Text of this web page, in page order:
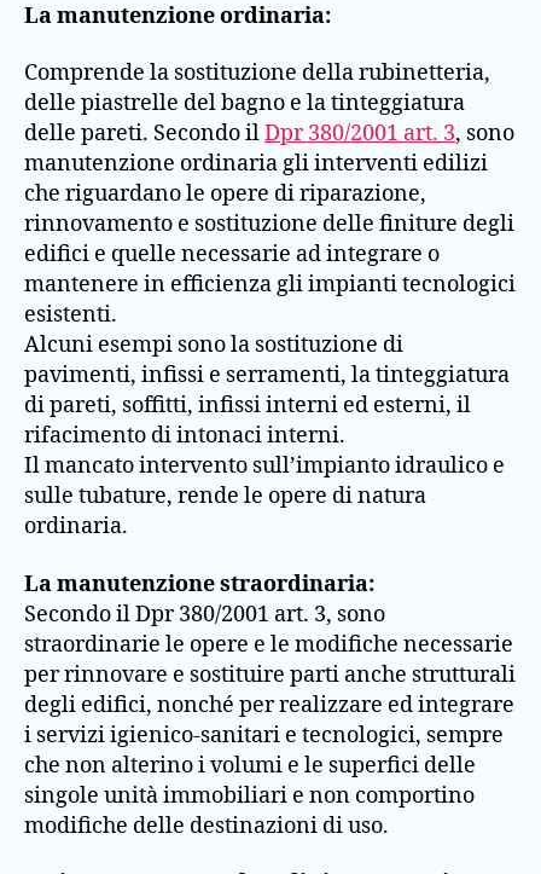
La manutenzione ordinaria:
Comprende la sostituzione della rubinetteria,
delle piastrelle del bagno e la tinteggiatura
delle pareti. Secondo ilDpr 380/2001 art. 3, sono
manutenzione ordinaria gli interventi edilizi
che riguardano le opere di riparazione,
rinnovamento e sostituzione delle finiture degli
edifici e quelle necessarie ad integrare o
mantenere in efficienza gli impianti tecnologici
esistenti.
Alcuni esempi sono la sostituzione di
pavimenti, infissi e serramenti, la tinteggiatura
di pareti, soffitti, infissi interni ed esterni, il
rifacimento di intonaci interni.
Il mancato intervento sull’impianto idraulico e
sulle tubature, rende le opere di natura
ordinaria.
La manutenzione straordinaria:
Secondo il Dpr 380/2001 art. 3, sono
straordinarie le opere e le modifiche necessarie
per rinnovare e sostituire parti anche strutturali
degli edifici, nonché per realizzare ed integrare
i servizi igienico-sanitari e tecnologici, sempre
che non alterino i volumi e le superfici delle
singole unità immobiliari e non comportino
modifiche delle destinazioni di uso.